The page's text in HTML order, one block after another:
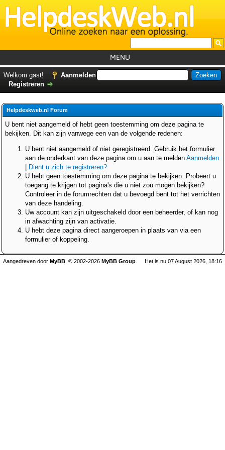
MENU
Helpdesks
Forum
Welkom gast!
Aanmelden
Registreren
Helpdeskweb.nl Forum
U bent niet aangemeld of hebt geen toestemming om deze pagina te
bekijken. Dit kan zijn vanwege een van de volgende redenen:
U bent niet aangemeld of niet geregistreerd. Gebruik het formulier
aan de onderkant van deze pagina om u aan te melden Aanmelden
Dient u zich te registreren?
U hebt geen toestemming om deze pagina te bekijken. Probeert u
toegang te krijgen tot pagina's die u niet zou mogen bekijken?
Controleer in de forumrechten dat u bevoegd bent tot het verrichten
van deze handeling.
Uw account kan zijn uitgeschakeld door een beheerder, of kan nog
in afwachting zijn van activatie.
U hebt deze pagina direct aangeroepen in plaats van via een
formulier of koppeling.
Het is nu 07 August 2026, 18:16
Aangedreven door MyBB , © 2002-2026 MyBB Group